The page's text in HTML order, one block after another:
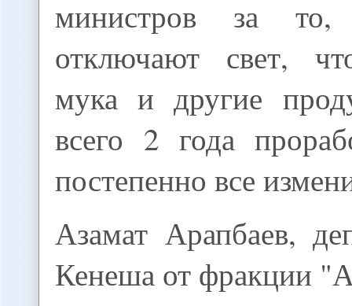
министров за
отключают свет,
мука и другие
всего 2 года
постепенно все
Азамат Арапбаев,
Кенеша от фракции